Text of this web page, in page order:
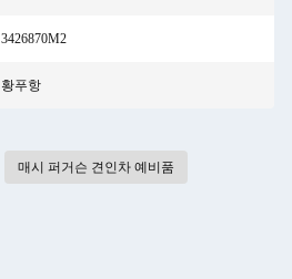
3426870M2
황푸항
매시 퍼거슨 견인차 예비품